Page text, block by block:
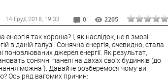
14 Груд 2018 , 19:33 0 2205
так хороша? і, як наслідок, не в змозі
в даній галузі. Сонячна енергія, очевидно, стала
джерел енергії. Як результат,
сонячні панелі на дахах своїх будинків (до
можна ). Давайте розберемося чому ви
Ось ряд вагомих причин: